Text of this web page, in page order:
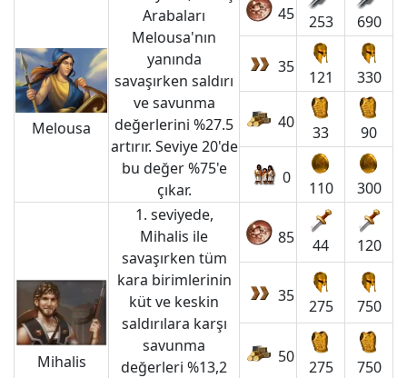
Melousa
Arabaları
Melousa'nın
yanında
savaşırken saldırı
ve savunma
değerlerini %27.5
artırır. Seviye 20'de
bu değer %75'e
çıkar.
45 253 690
35
121 330
40
33 90
0
110 300
Mihalis
1. seviyede,
Mihalis ile
savaşırken tüm
kara birimlerinin
küt ve keskin
saldırılara karşı
savunma
değerleri %13,2
85 44 120
35
275 750
50
275 750